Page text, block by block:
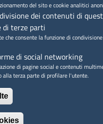
del sito e cookie analitici
dei contenuti di
terze parti
che consente la funzione di
di social networking
di pagine social e contenuti
alla terza parte di profilare l'utente.